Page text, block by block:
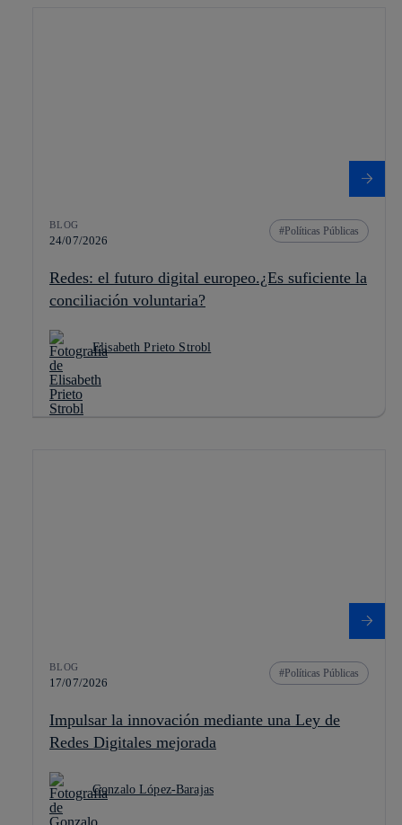
BLOG
24/07/2026
Políticas Públicas
Redes: el futuro digital europeo.¿Es suficiente la
conciliación voluntaria?
Elisabeth Prieto Strobl
BLOG
17/07/2026
Políticas Públicas
Impulsar la innovación mediante una Ley de
Redes Digitales mejorada
Gonzalo López-Barajas